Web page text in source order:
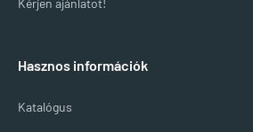
Hasznos információk
Katalógus